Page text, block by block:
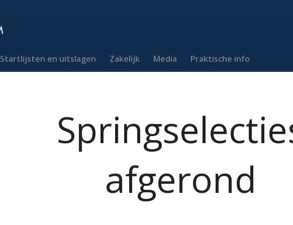
Startlijsten en uitslagen Zakelijk Media Praktische info
afgerond